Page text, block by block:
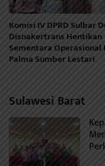
Komisi IV DPRD Sulbar
Disnakertrans Hentikan
Sementara Operasional
Palma Sumber Lestari
Sulawesi Barat